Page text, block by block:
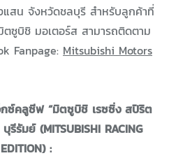
สน จังหวัดชลบุรี สำหรับลูกค้าที่
ซูบิชิ มอเตอร์ส สามารถติดตาม
Fanpage: Mitsubishi Motors
กซ์คลูซีฟ “มิตซูบิชิ เรซซิ่ง สปิริต
รัมย์ (MITSUBISHI RACING
: